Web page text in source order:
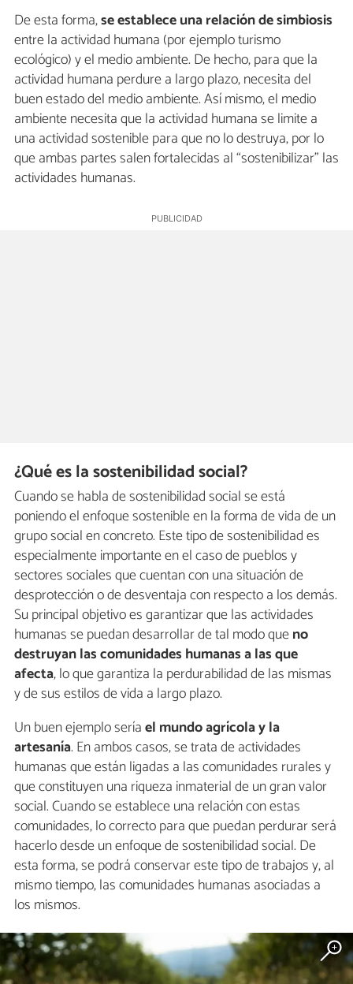
De esta forma,se establece una relación de simbiosis
entre la actividad humana (por ejemplo turismo
ecológico) y el medio ambiente. De hecho, para que la
actividad humana perdure a largo plazo, necesita del
buen estado del medio ambiente. Así mismo, el medio
ambiente necesita que la actividad humana se limite a
una actividad sostenible para que no lo destruya, por lo
que ambas partes salen fortalecidas al “sostenibilizar” las
actividades humanas.
¿Qué es la sostenibilidad social?
Cuando se habla de sostenibilidad social se está
poniendo el enfoque sostenible en la forma de vida de un
grupo social en concreto. Este tipo de sostenibilidad es
especialmente importante en el caso de pueblos y
sectores sociales que cuentan con una situación de
desprotección o de desventaja con respecto a los demás.
Su principal objetivo es garantizar que las actividades
humanas se puedan desarrollar de tal modo queno
destruyan las comunidades humanas a las que
afecta, lo que garantiza la perdurabilidad de las mismas
y de sus estilos de vida a largo plazo.
Un buen ejemplo seríael mundo agrícola y la
artesanía. En ambos casos, se trata de actividades
humanas que están ligadas a las comunidades rurales y
que constituyen una riqueza inmaterial de un gran valor
social. Cuando se establece una relación con estas
comunidades, lo correcto para que puedan perdurar será
hacerlo desde un enfoque de sostenibilidad social. De
esta forma, se podrá conservar este tipo de trabajos y, al
mismo tiempo, las comunidades humanas asociadas a
los mismos.